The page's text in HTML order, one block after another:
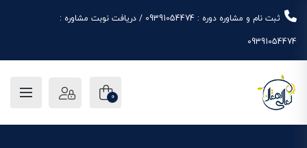
ثبت نام و مشاوره دوره : 09391054474 / دریافت نوبت مشاوره :
09391054474
0